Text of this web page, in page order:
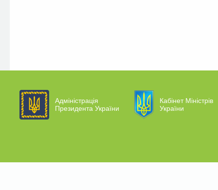
Адміністрація
Президента України
Кабінет Міністрів
України